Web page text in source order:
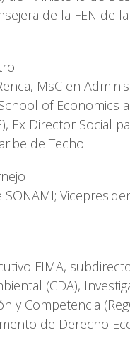
de la FEN de
MsC en
of Economics
Ex Director Social
de Techo.
FIMA,
(CDA),
y Competencia
de Derecho